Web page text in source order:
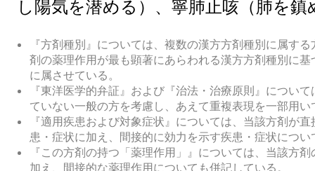
し陽気を潜める）、寧肺止咳（肺を
『方剤種別』については、複数の漢方方剤種別に属す
剤の薬理作用が最も顕著にあらわれる漢方方剤種別に
に属させている。
『東洋医学的弁証』および『治法・治療原則』につい
ていない一般の方を考慮し、あえて重複表現を一部用い
『適用疾患および対象症状』については、当該方剤が
患・症状に加え、間接的に効力を示す疾患・症状につ
『この方剤の持つ「薬理作用」』については、当該方
加え、間接的な薬理作用についても併記している。